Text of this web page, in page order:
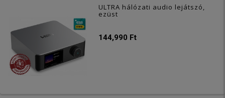
ULTRA hálózati audio lejátszó,
ezüst
144,990 Ft